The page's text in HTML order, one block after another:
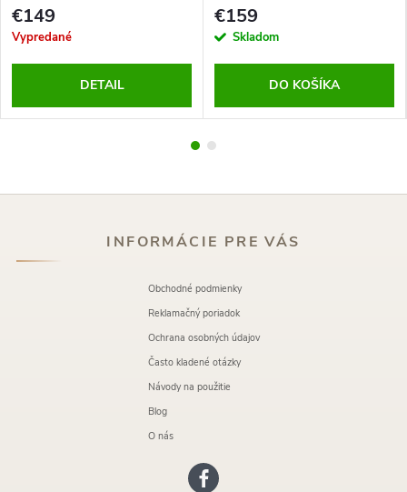
€149
Vypredané
DETAIL
€159
Skladom
DO KOŠÍKA
INFORMÁCIE PRE VÁS
Obchodné podmienky
Reklamačný poriadok
Ochrana osobných údajov
Často kladené otázky
Návody na použitie
Blog
O nás